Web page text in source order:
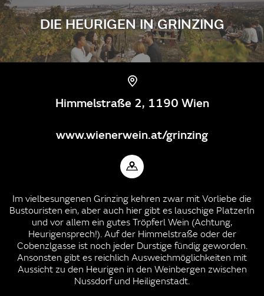
DIE HEURIGEN IN GRINZING
Himmelstraße 2, 1190 Wien
www.wienerwein.at/grinzing
Im vielbesungenen Grinzing kehren zwar mit Vorliebe die
Bustouristen ein, aber auch hier gibt es lauschige Platzerln
und vor allem ein gutes Tröpferl Wein (Achtung,
Heurigensprech!). Auf der Himmelstraße oder der
Cobenzlgasse ist noch jeder Durstige fündig geworden.
Ansonsten gibt es reichlich Ausweichmöglichkeiten mit
Aussicht zu den Heurigen in den Weinbergen zwischen
Nussdorf und Heiligenstadt.